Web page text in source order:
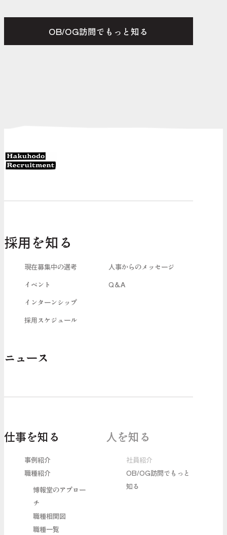
OB/OG訪問でもっと知る
採用を知る
現在募集中の選考
イベント
インターンシップ
採用スケジュール
人事からのメッセージ
Q＆A
ニュース
仕事を知る
事例紹介
職種紹介
博報堂のアプロー
チ
職種相関図
職種一覧
人を知る
社員紹介
OB/OG訪問でもっと
知る